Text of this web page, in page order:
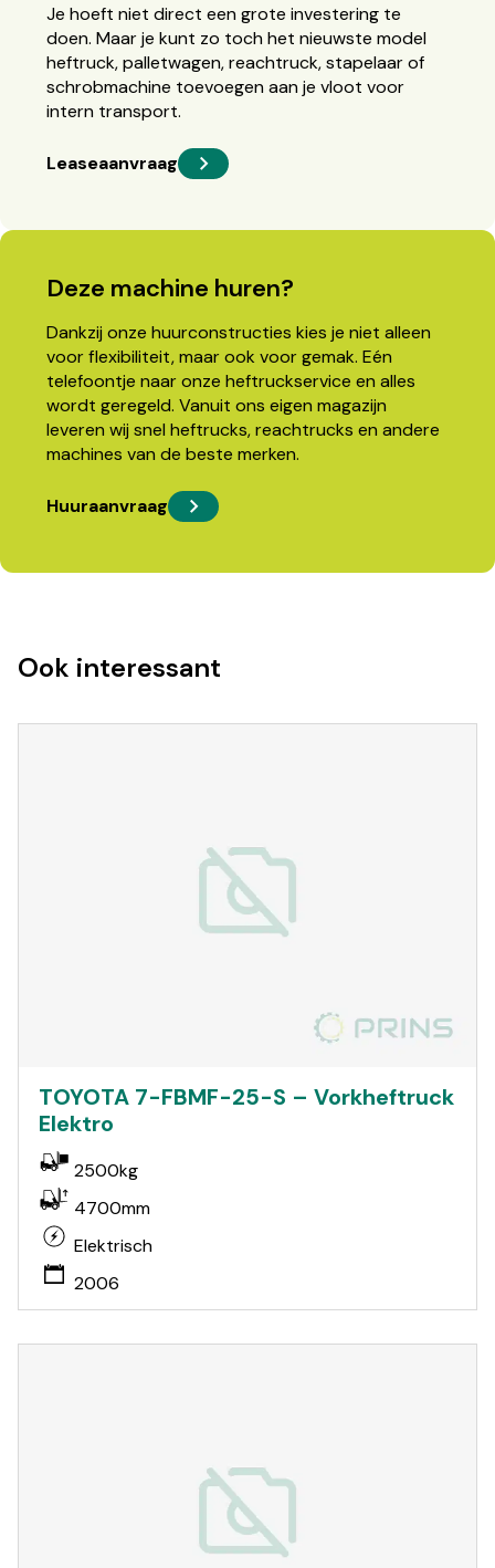
Je hoeft niet direct een grote investering te
doen. Maar je kunt zo toch het nieuwste model
heftruck, palletwagen, reachtruck, stapelaar of
schrobmachine toevoegen aan je vloot voor
intern transport.
Leaseaanvraag
Deze machine huren?
Dankzij onze huurconstructies kies je niet alleen
voor flexibiliteit, maar ook voor gemak. Eén
telefoontje naar onze heftruckservice en alles
wordt geregeld. Vanuit ons eigen magazijn
leveren wij snel heftrucks, reachtrucks en andere
machines van de beste merken.
Huuraanvraag
Ook interessant
TOYOTA 7-FBMF-25-S – Vorkheftruck
Elektro
2500kg
4700mm
Elektrisch
2006